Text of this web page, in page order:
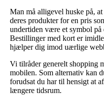
Man må alligevel huske på,
deres produkter for en pris
undertiden være et symbol
Bestillinger med kort er
hjælper dig imod uærlige
Vi tilråder generelt shopping
mobilen. Som alternativ kan
forudsat du har til hensigt at
længere tidsrum.